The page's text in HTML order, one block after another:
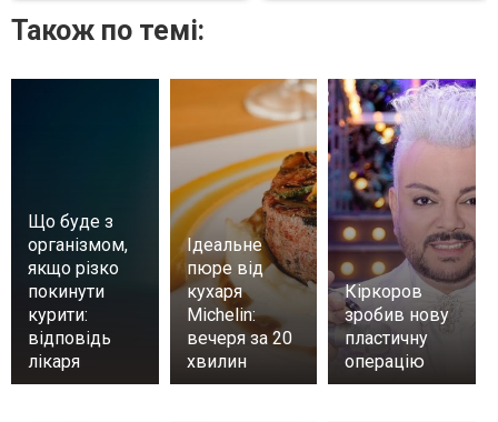
Також по темі:
Що буде з
організмом,
якщо різко
покинути
курити:
відповідь
лікаря
Ідеальне
пюре від
кухаря
Michelin:
вечеря за 20
хвилин
Кіркоров
зробив нову
пластичну
операцію